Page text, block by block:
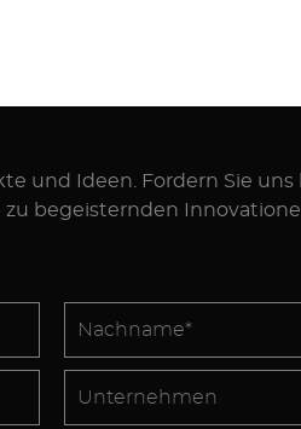
und Ideen. Fordern Sie uns
zu begeisternden